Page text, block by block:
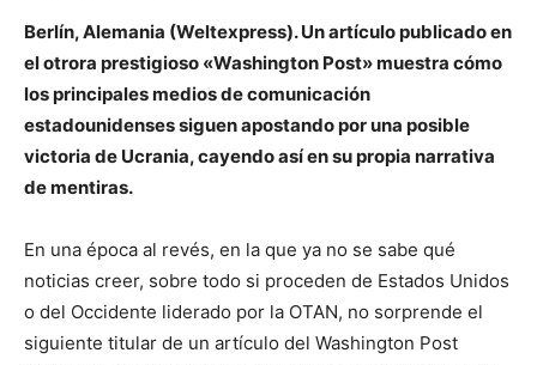
Berlín, Alemania (Weltexpress). Un artículo publicado en
el otrora prestigioso «Washington Post» muestra cómo
los principales medios de comunicación
estadounidenses siguen apostando por una posible
victoria de Ucrania, cayendo así en su propia narrativa
de mentiras.
En una época al revés, en la que ya no se sabe qué
noticias creer, sobre todo si proceden de Estados Unidos
o del Occidente liderado por la OTAN, no sorprende el
siguiente titular de un artículo del Washington Post